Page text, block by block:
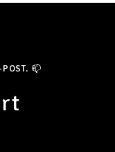
POST. 📫